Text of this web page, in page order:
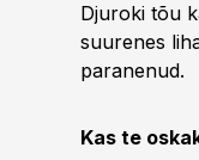
Djuroki tõu
suurenes
paranenud.
Kas te